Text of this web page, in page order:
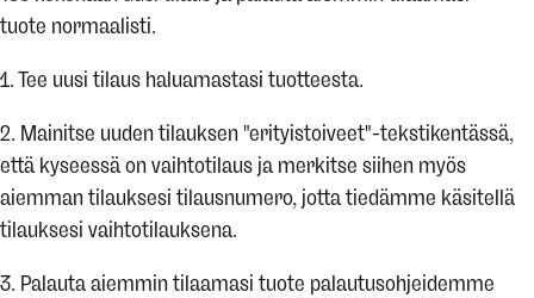
tuote normaalisti.
1. Tee uusi tilaus haluamastasi tuotteesta.
2. Mainitse uuden tilauksen "erityistoiveet"-tekstikentässä,
että kyseessä on vaihtotilaus ja merkitse siihen myös
aiemman tilauksesi tilausnumero, jotta tiedämme käsitellä
tilauksesi vaihtotilauksena.
3. Palauta aiemmin tilaamasi tuote palautusohjeidemme